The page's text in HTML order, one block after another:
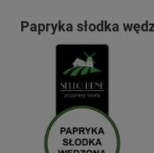
Papryka słodka